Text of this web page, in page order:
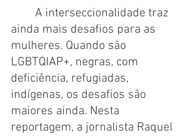
ainda mais desafios para as
mulheres. Quando são
LGBTQIAP+, negras, com
deficiência, refugiadas,
indígenas, os desafios são
maiores ainda. Nesta
reportagem, a jornalista Raquel